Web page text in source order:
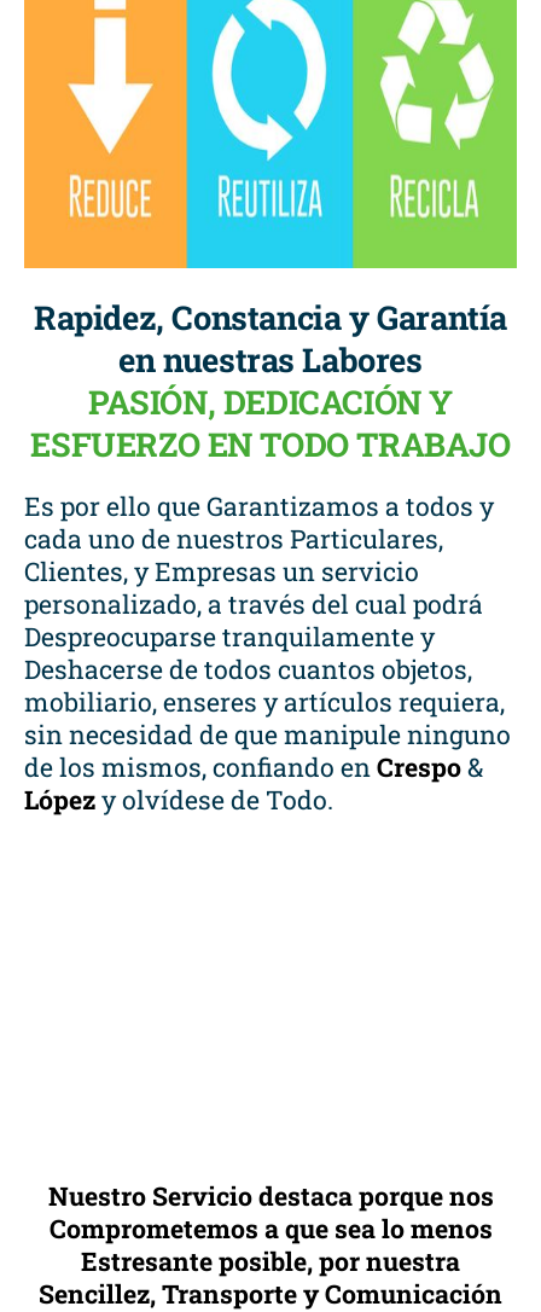
Rapidez, Constancia y Garantía
en nuestras Labores
PASIÓN, DEDICACIÓN Y
ESFUERZO EN TODO TRABAJO
Es por ello que Garantizamos a todos y
cada uno de nuestros Particulares,
Clientes, y Empresas un servicio
personalizado, a través del cual podrá
Despreocuparse tranquilamente y
Deshacerse de todos cuantos objetos,
mobiliario, enseres y artículos requiera,
sin necesidad de que manipule ninguno
de los mismos, confiando enCrespo&
Lópezy olvídese de Todo.
Nuestro Servicio destaca porque nos
Comprometemos a que sea lo menos
Estresante posible, por nuestra
Sencillez, Transporte y Comunicación